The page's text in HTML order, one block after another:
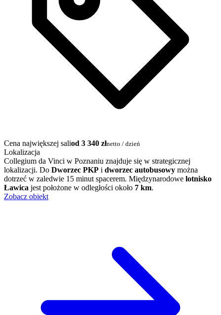
Cena największej saliod 3 340 złnetto / dzień
Lokalizacja
Collegium da Vinci w Poznaniu znajduje się w strategicznej
lokalizacji. Do Dworzec PKP i dworzec autobusowy można
dotrzeć w zaledwie 15 minut spacerem. Międzynarodowe lotnisko
Ławica jest położone w odległości około 7 km.
Zobacz obiekt